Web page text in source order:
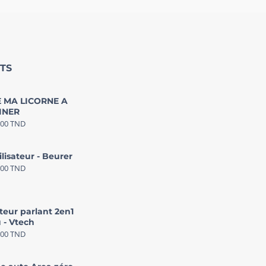
MA LICORNE A
TND
- Beurer
TND
parlant 2en1
- Vtech
TND